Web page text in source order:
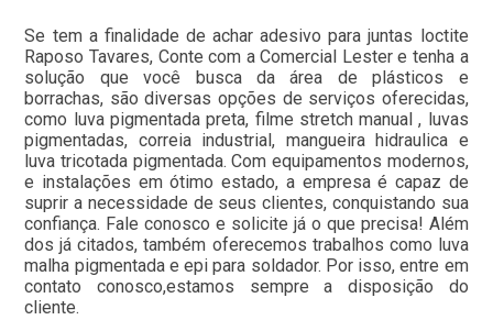
Se tem a finalidade de achar adesivo para juntas loctite
Raposo Tavares, Conte com a Comercial Lester e tenha a
solução que você busca da área de plásticos e
borrachas, são diversas opções de serviços oferecidas,
como luva pigmentada preta, filme stretch manual , luvas
pigmentadas, correia industrial, mangueira hidraulica e
luva tricotada pigmentada. Com equipamentos modernos,
e instalações em ótimo estado, a empresa é capaz de
suprir a necessidade de seus clientes, conquistando sua
confiança. Fale conosco e solicite já o que precisa! Além
dos já citados, também oferecemos trabalhos como luva
malha pigmentada e epi para soldador. Por isso, entre em
contato conosco,estamos sempre a disposição do
cliente.